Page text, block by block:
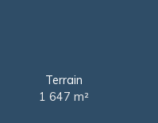
Terrain
1 647m²